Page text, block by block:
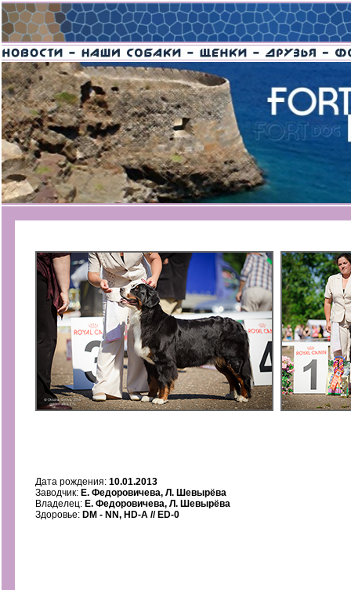
Дата рождения: 10.01.2013
Заводчик: Е. Федоровичева, Л. Шевырёва
Владелец: Е. Федоровичева, Л. Шевырёва
Здоровье: DM - NN, HD-A // ED-0